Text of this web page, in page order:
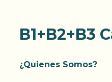
B1+B2+B3
¿Quienes Somos?